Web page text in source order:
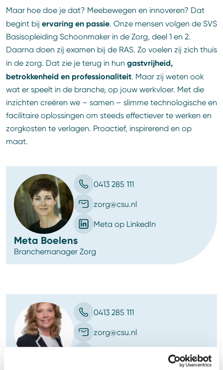
Maar hoe doe je dat? Meebewegen en innoveren? Dat
begint bij ervaring en passie. Onze mensen volgen de SVS
Basisopleiding Schoonmaker in de Zorg, deel 1 en 2.
Daarna doen zij examen bij de RAS. Zo voelen zij zich thuis
in de zorg. Dat zie je terug in hun gastvrijheid,
betrokkenheid en professionaliteit. Maar zij weten ook
wat er speelt in de branche, op jouw werkvloer. Met die
inzichten creëren we – samen – slimme technologische en
facilitaire oplossingen om steeds effectiever te werken en
zorgkosten te verlagen. Proactief, inspirerend en op
maat.
0413 285 111
zorg@csu.nl
Meta op LinkedIn
Meta Boelens
Branchemanager Zorg
0413 285 111
zorg@csu.nl